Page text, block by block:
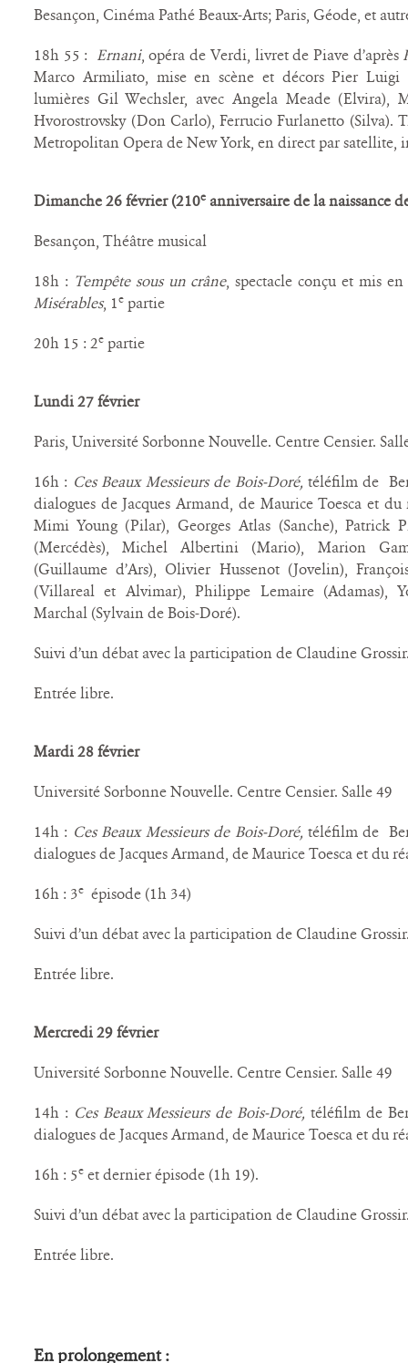
Besançon, Cinéma Pathé Beaux-Arts; Paris, Géode, et
18h 55 : Ernani, opéra de Verdi, livret de Piave d’après
Marco Armiliato, mise en scène et décors Pier Luigi
lumières Gil Wechsler, avec Angela Meade
Hvorostrovsky (Don Carlo), Ferrucio Furlanetto (Silva).
Metropolitan Opera de New York, en direct par satellite,
Dimanche 26 février (210e anniversaire de la naissance
Besançon, Théâtre musical
18h : Tempête sous un crâne, spectacle conçu et mis
Misérables, 1e partie
20h 15 : 2e partie
Lundi 27 février
Paris, Université Sorbonne Nouvelle. Centre Censier.
16h : Ces Beaux Messieurs de Bois-Doré,téléfilm de
dialogues de Jacques Armand, de Maurice Toesca et du
Mimi Young (Pilar), Georges Atlas (Sanche), Patrick
(Mercédès), Michel Albertini (Mario), Marion
(Guillaume d’Ars), Olivier Hussenot (Jovelin),
(Villareal et Alvimar), Philippe Lemaire (Adamas),
Marchal (Sylvain de Bois-Doré).
Suivi d’un débat avec la participation de Claudine
Entrée libre.
Mardi 28 février
Université Sorbonne Nouvelle. Centre Censier. Salle 49
14h : Ces Beaux Messieurs de Bois-Doré,téléfilm de
dialogues de Jacques Armand, de Maurice Toesca et du
16h : 3e épisode (1h 34)
Suivi d’un débat avec la participation de Claudine
Entrée libre.
Mercredi 29 février
Université Sorbonne Nouvelle. Centre Censier. Salle 49
14h : Ces Beaux Messieurs de Bois-Doré, téléfilm de
dialogues de Jacques Armand, de Maurice Toesca et du
16h : 5e et dernier épisode (1h 19).
Suivi d’un débat avec la participation de Claudine
Entrée libre.
En prolongement :